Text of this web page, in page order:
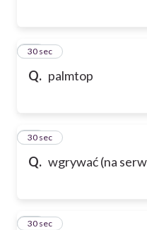
Q. palmtop
67
30 sec
Q. wgrywać (na
68
30 sec
69
30 sec